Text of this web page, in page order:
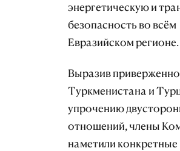
энергетическую и
безопасность во всём
Евразийском регионе.
Выразив
Туркменистана и
упрочению
отношений, члены
наметили